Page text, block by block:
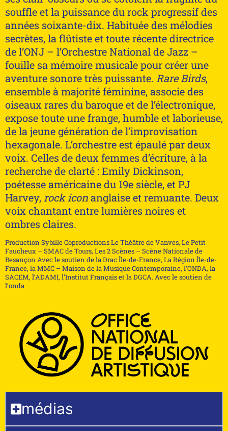
souffle et la puissance du rock progressif des
années soixante-dix. Habituée des mélodies
secrètes, la flûtiste et toute récente directrice
de l’ONJ – l’Orchestre National de Jazz –
fouille sa mémoire musicale pour créer une
aventure sonore très puissante. Rare Birds,
ensemble à majorité féminine, associe des
oiseaux rares du baroque et de l’électronique,
expose toute une frange, humble et laborieuse,
de la jeune génération de l’improvisation
hexagonale. L’orchestre est épaulé par deux
voix. Celles de deux femmes d’écriture, à la
recherche de clarté : Emily Dickinson,
poétesse américaine du 19e siècle, et PJ
Harvey, rock iconanglaise et remuante. Deux
voix chantant entre lumières noires et
ombres claires.
Production Sybille Coproductions Le Théâtre de Vanves, Le Petit
Faucheux – SMAC de Tours, Les 2 Scènes – Scène Nationale de
Besançon Avec le soutien de la Drac Île-de-France, La Région Île-de-
France, la MMC – Maison de la Musique Contemporaine, l’ONDA, la
SACEM, l’ADAMI, l’Institut Français et la DGCA. Avec le soutien de
l’onda
médias